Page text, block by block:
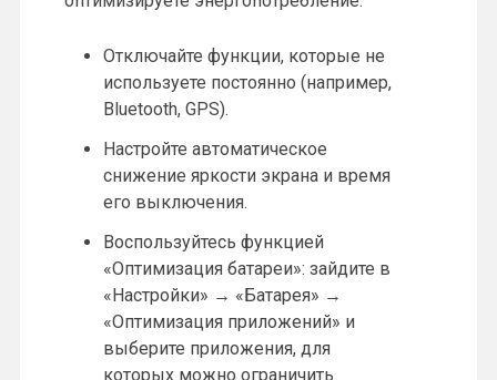
Отключайте функции, которые не
используете постоянно (например,
Bluetooth, GPS).
Настройте автоматическое
снижение яркости экрана и время
его выключения.
Воспользуйтесь функцией
«Оптимизация батареи»: зайдите в
«Настройки» → «Батарея» →
«Оптимизация приложений» и
выберите приложения, для
которых можно ограничить